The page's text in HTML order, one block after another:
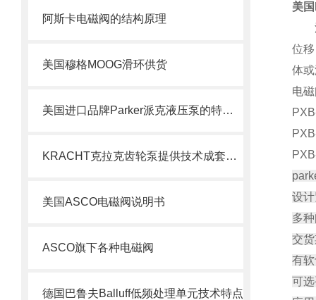
阿斯卡电磁阀的结构原理
美国穆格MOOG滑环供货
美国进口品牌Parker派克液压泵的特点及用途
KRACHT克拉克齿轮泵提供技术成套组装
美国ASCO电磁阀说明书
ASCO旗下各种电磁阀
德国巴鲁夫Balluff低频处理单元技术特点
美
派
位
体
电
设
多
交
有
可